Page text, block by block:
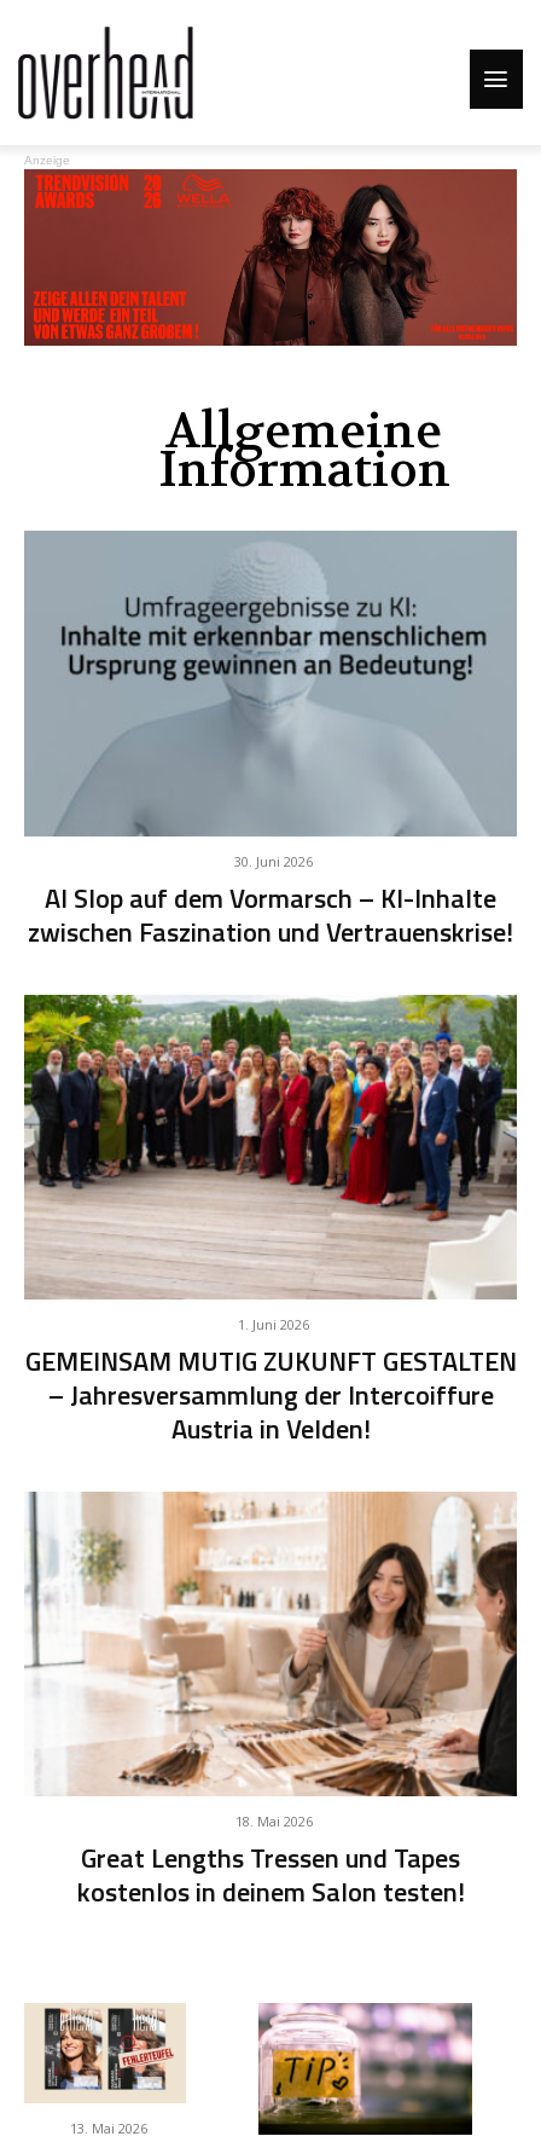
Anzeige
Allgemeine
Information
30. Juni 2026
AI Slop auf dem Vormarsch – KI-Inhalte
zwischen Faszination und Vertrauenskrise!
1. Juni 2026
GEMEINSAM MUTIG ZUKUNFT GESTALTEN
– Jahresversammlung der Intercoiffure
Austria in Velden!
18. Mai 2026
Great Lengths Tressen und Tapes
kostenlos in deinem Salon testen!
13. Mai 2026